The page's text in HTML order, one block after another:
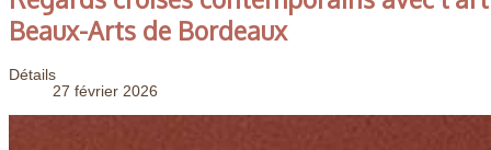
Beaux-Arts de Bordeaux
Détails
27 février 2026